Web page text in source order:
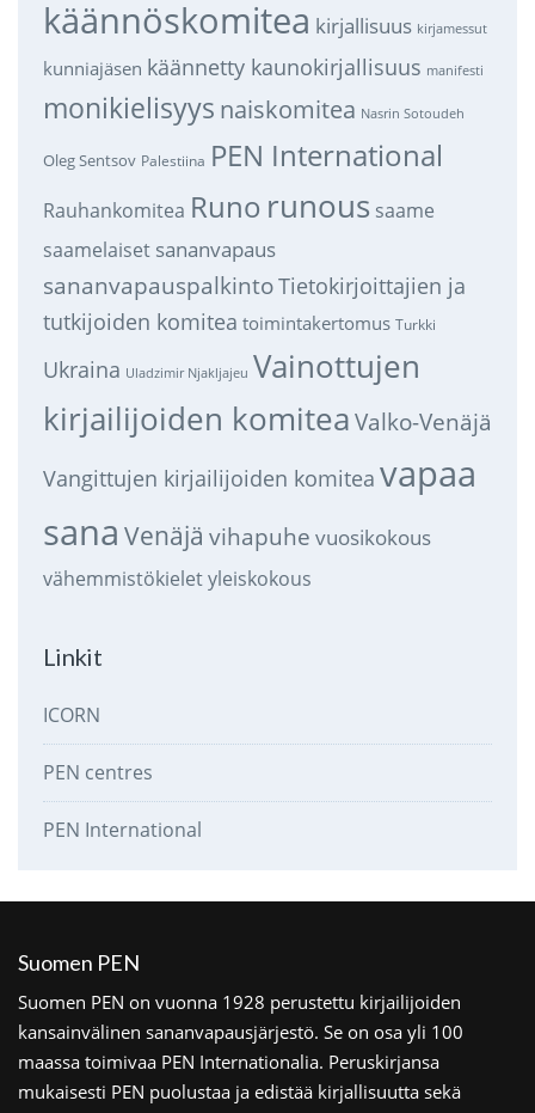
käännöskomitea kirjallisuus kirjamessut
kunniajäsen käännetty kaunokirjallisuus manifesti
monikielisyys naiskomitea Nasrin Sotoudeh
Oleg Sentsov Palestiina PEN International
Rauhankomitea Runo runous saame
saamelaiset sananvapaus
sananvapauspalkintoTietokirjoittajien ja
tutkijoiden komitea toimintakertomus Turkki
Ukraina Uladzimir Njakljajeu Vainottujen
kirjailijoiden komitea Valko-Venäjä
Vangittujen kirjailijoiden komitea vapaa
sana Venäjä vihapuhe vuosikokous
vähemmistökieletyleiskokous
Linkit
ICORN
PEN centres
PEN International
Suomen PEN
Suomen PEN on vuonna 1928 perustettu kirjailijoiden
kansainvälinen sananvapausjärjestö. Se on osa yli 100
maassa toimivaa PEN Internationalia. Peruskirjansa
mukaisesti PEN puolustaa ja edistää kirjallisuutta sekä